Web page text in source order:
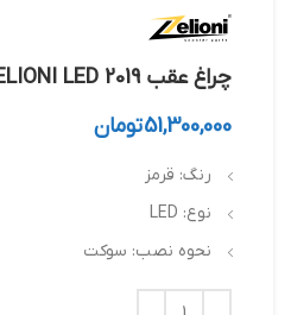
چراغ عقب GTS ZELIONI LED 2019
51,300,000تومان
رنگ: قرمز
نوع: LED
نحوه نصب: سوکت